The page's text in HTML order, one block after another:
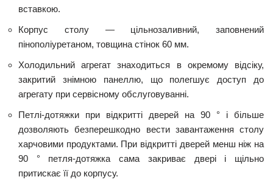
вставкою.
Корпус столу — цільнозаливний, заповнений
пінополіуретаном, товщина стінок 60 мм.
Холодильний агрегат знаходиться в окремому відсіку,
закритий знімною панеллю, що полегшує доступ до
агрегату при сервісному обслуговуванні.
Петлі-дотяжки при відкритті дверей на 90 ° і більше
дозволяють безперешкодно вести завантаження столу
харчовими продуктами. При відкритті дверей менш ніж на
90 ° петля-дотяжка сама закриває двері і щільно
притискає її до корпусу.